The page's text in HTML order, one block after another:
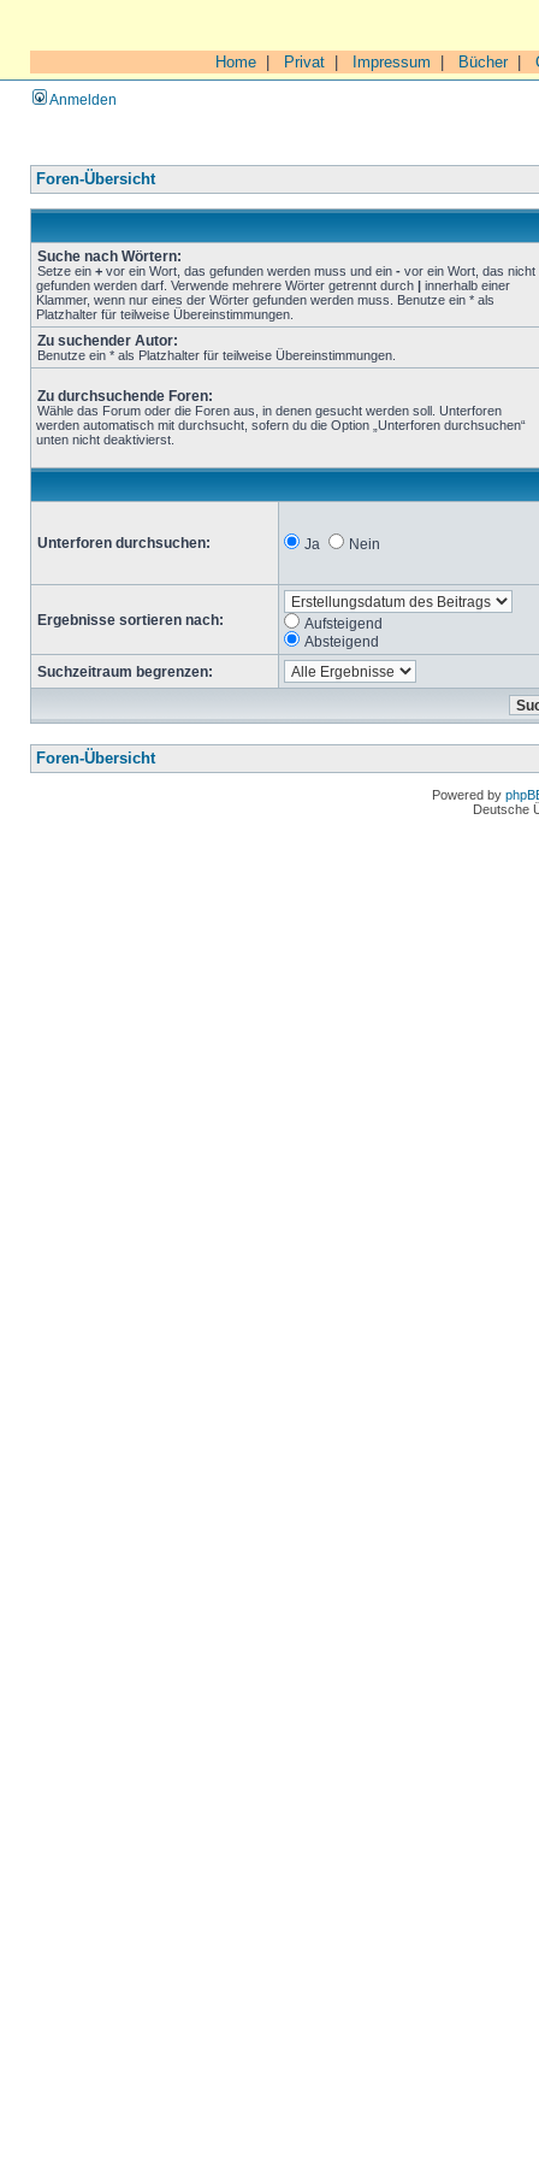
Home Privat Impressum Bücher|
Anmelden
Foren-Übersicht
Suche nach Wörtern:
Setze ein + vor ein Wort, das gefunden werden muss und ein - vor ein Wort, das nicht
gefunden werden darf. Verwende mehrere Wörter getrennt durch | innerhalb einer
Klammer, wenn nur eines der Wörter gefunden werden muss. Benutze ein * als
Platzhalter für teilweise Übereinstimmungen.
Zu suchender Autor:
Benutze ein * als Platzhalter für teilweise Übereinstimmungen.
Zu durchsuchende Foren:
Wähle das Forum oder die Foren aus, in denen gesucht werden soll. Unterforen
werden automatisch mit durchsucht, sofern du die Option „Unterforen durchsuchen“
unten nicht deaktivierst.
Unterforen durchsuchen: Ja Nein
Ergebnisse sortieren nach:
Aufsteigend
Absteigend
Suchzeitraum begrenzen:
Foren-Übersicht
Powered by
Deutsche